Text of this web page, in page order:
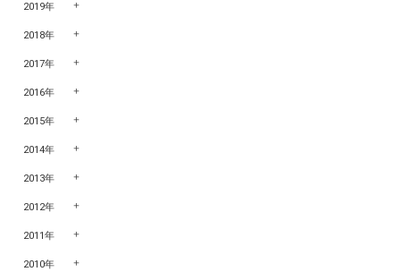
2019年
2018年
2017年
2016年
2015年
2014年
2013年
2012年
2011年
2010年